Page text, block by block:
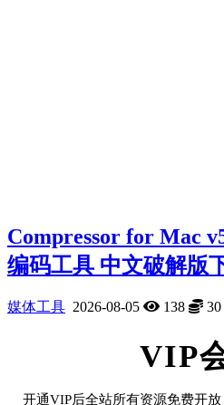
Compressor for Mac
编码工具 中文破解版
媒体工具 2026-08-05 138 30
VIP
开通VIP后全站所有资源免费开